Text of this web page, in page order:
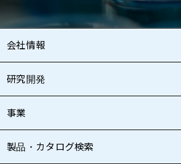
会社情報
研究開発
事業
製品・カタログ検索